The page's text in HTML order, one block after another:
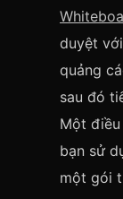
duyệt
quảng
sau đó
Một
bạn sử
một gói